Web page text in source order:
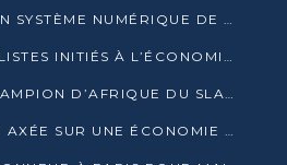
LE CONGO LANCE SON SYSTÈME NUMÉRIQUE DE VÉRIFICATION DU BOIS
DES FUTURS JOURNALISTES INITIÉS À L’ÉCONOMIE BLEUE DURABLE
LE CONGO SACRÉ CHAMPION D’AFRIQUE DU SLAM 2025
LA VISION DU CONGO AXÉE SUR UNE ÉCONOMIE BAS CARBONE AU RENDEZ-VOUS DE MONACO 2025